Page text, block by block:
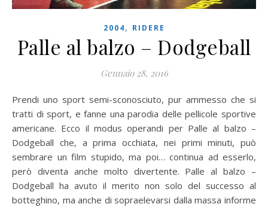
2004, RIDERE
Palle al balzo – Dodgeball
Gennaio 28, 2016
Prendi uno sport semi-sconosciuto, pur ammesso che si
tratti di sport, e fanne una parodia delle pellicole sportive
americane. Ecco il modus operandi per Palle al balzo –
Dodgeball che, a prima occhiata, nei primi minuti, può
sembrare un film stupido, ma poi… continua ad esserlo,
però diventa anche molto divertente. Palle al balzo –
Dodgeball ha avuto il merito non solo del successo al
botteghino, ma anche di sopraelevarsi dalla massa informe